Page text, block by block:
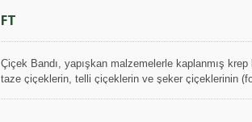
FT
Çiçek Bandı, yapışkan malzemelerle kaplanmış
taze çiçeklerin, telli çiçeklerin ve şeker çiçeklerinin